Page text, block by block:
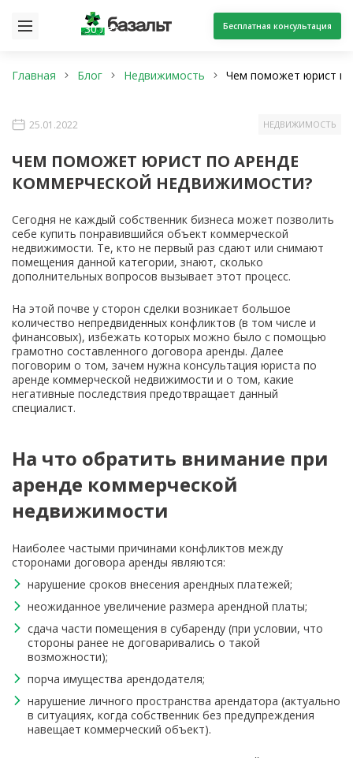
30 лет Бесплатная консультация
Главная Блог Недвижимость Чем поможет юрист
25.01.2022 НЕДВИЖИМОСТЬ
ЧЕМ ПОМОЖЕТ ЮРИСТ ПО АРЕНДЕ
КОММЕРЧЕСКОЙ НЕДВИЖИМОСТИ?
Сегодня не каждый собственник бизнеса может позволить
себе купить понравившийся объект коммерческой
недвижимости. Те, кто не первый раз сдают или снимают
помещения данной категории, знают, сколько
дополнительных вопросов вызывает этот процесс.
На этой почве у сторон сделки возникает большое
количество непредвиденных конфликтов (в том числе и
финансовых), избежать которых можно было с помощью
грамотно составленного договора аренды. Далее
поговорим о том, зачем нужна консультация юриста по
аренде коммерческой недвижимости и о том, какие
негативные последствия предотвращает данный
специалист.
На что обратить внимание при
аренде коммерческой
недвижимости
Наиболее частыми причинами конфликтов между
сторонами договора аренды являются:
нарушение сроков внесения арендных платежей;
неожиданное увеличение размера арендной платы;
сдача части помещения в субаренду (при условии, что
стороны ранее не договаривались о такой
возможности);
порча имущества арендодателя;
нарушение личного пространства арендатора (актуально
в ситуациях, когда собственник без предупреждения
навещает коммерческий объект).